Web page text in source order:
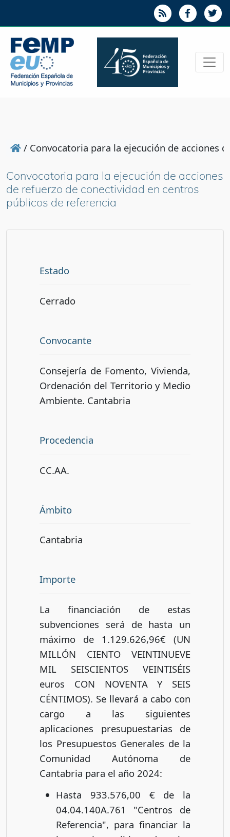
/ Convocatoria para la ejecución de acciones
Convocatoria para la ejecución de acciones
de refuerzo de conectividad en centros
públicos de referencia
Estado
Cerrado
Convocante
Consejería de Fomento, Vivienda,
Ordenación del Territorio y Medio
Ambiente. Cantabria
Procedencia
CC.AA.
Ámbito
Cantabria
Importe
La financiación de estas
subvenciones será de hasta un
máximo de 1.129.626,96€ (UN
MILLÓN CIENTO VEINTINUEVE
MIL SEISCIENTOS VEINTISÉIS
euros CON NOVENTA Y SEIS
CÉNTIMOS). Se llevará a cabo con
cargo a las siguientes
aplicaciones presupuestarias de
los Presupuestos Generales de la
Comunidad Autónoma de
Cantabria para el año 2024:
Hasta 933.576,00 € de la
04.04.140A.761 "Centros de
Referencia", para financiar la